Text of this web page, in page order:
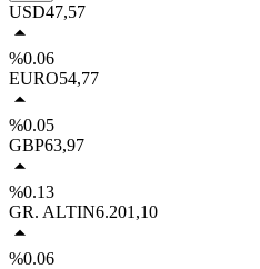
USD47,57
%0.06
EURO54,77
%0.05
GBP63,97
%0.13
GR. ALTIN6.201,10
%0.06